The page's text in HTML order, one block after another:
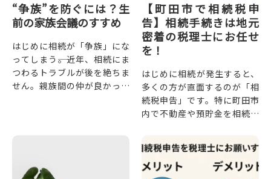
“争族”を防ぐには？生
前の家族会議のすすめ
はじめに相続が「争族」にな
ってしまう――。近年、相続にま
つわるトラブルが後を絶ちま
せん。親族間の仲が良かった
【町田市で相続税申
告】相続手続きは地元
密着の税理士にお任せ
を！
はじめに相続が発生すると、
多くの方が直面するのが「相
続税申告」です。特に町田市
内で不動産や預貯金を相続し
のではないでしょうか。相続
税...